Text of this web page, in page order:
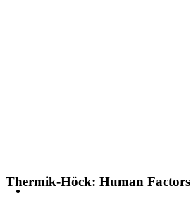
Thermik-Höck: Human Factors